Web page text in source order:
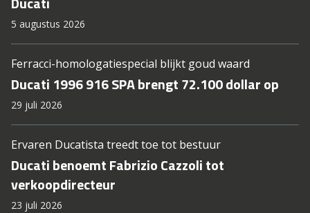
5 augustus 2026
Ferracci-homologatiespecial blijkt goud waard
Ducati 1996 916 SPA brengt 72.100 dollar op
29 juli 2026
Ervaren Ducatista treedt toe tot bestuur
Ducati benoemt Fabrizio Cazzoli tot
verkoopdirecteur
23 juli 2026